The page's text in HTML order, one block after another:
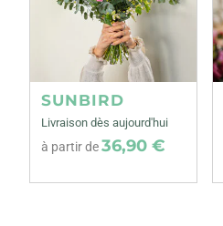
SUNBIRD
Livraison dès aujourd'hui
à partir de36,90 €